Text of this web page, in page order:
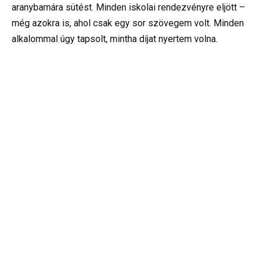
aranybarnára sütést. Minden iskolai rendezvényre eljött –
még azokra is, ahol csak egy sor szövegem volt. Minden
alkalommal úgy tapsolt, mintha díjat nyertem volna.